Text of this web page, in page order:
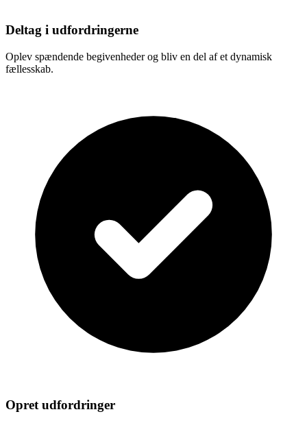
Deltag i udfordringerne
Oplev spændende begivenheder og bliv en del af et dynamisk
fællesskab.
Opret udfordringer